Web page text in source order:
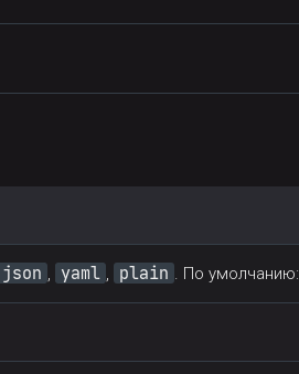
json , yaml , plain . По умолчанию: